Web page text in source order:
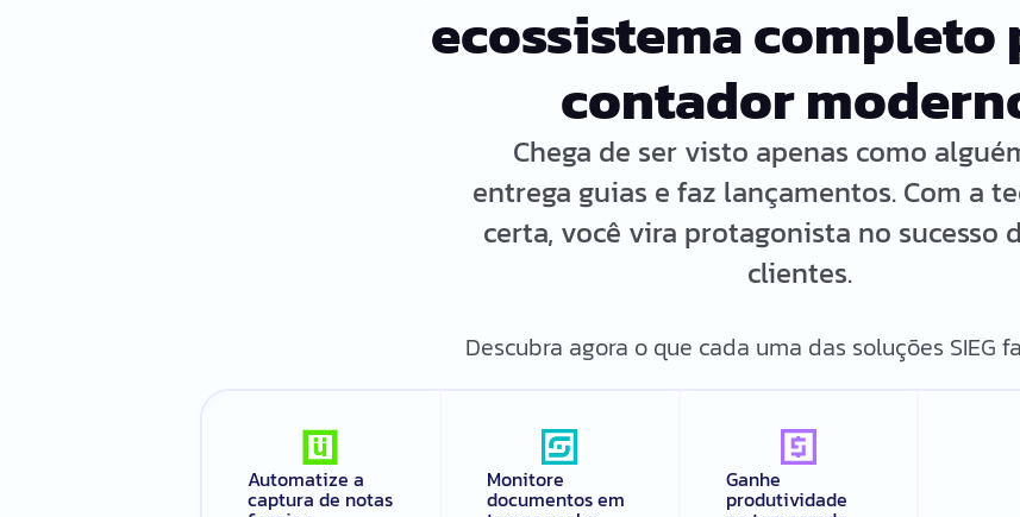
ecossistema completo
contador
Chega de ser visto apenas como
entrega guias e faz lançamentos. Com a
certa, você vira protagonista no sucesso
clientes.
Descubra agora o que cada uma das soluções SIEG
Automatize a
captura de notas
Monitore
documentos em
Ganhe
produtividade